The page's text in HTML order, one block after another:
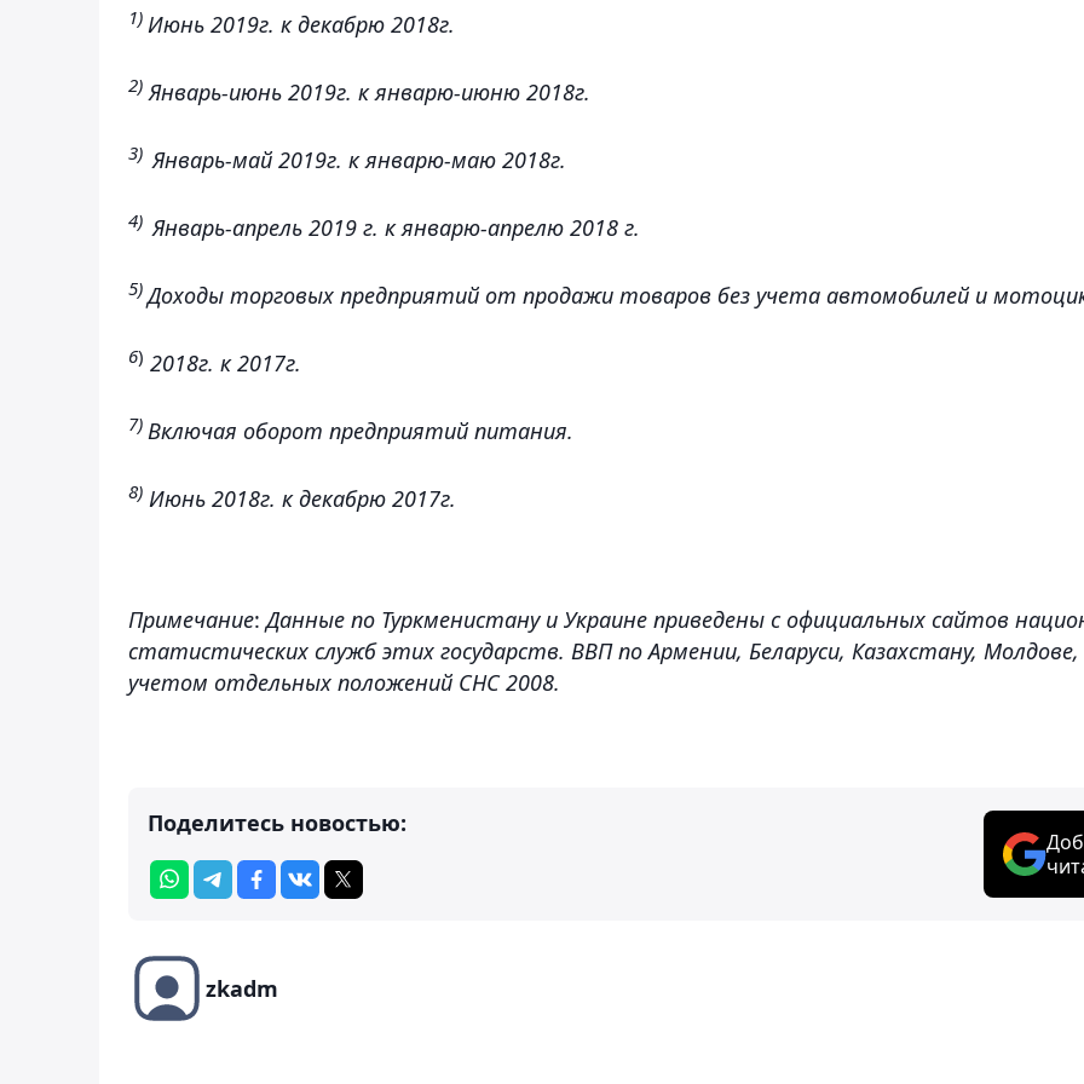
1) Июнь 2019г. к декабрю 2018г.
2) Январь-июнь 2019г. к январю-июню 2018г.
3) Январь-май 2019г. к январю-маю 2018г.
4) Январь-апрель 2019 г. к январю-апрелю 2018 г.
5) Доходы торговых предприятий от продажи товаров без учета автомобилей и
6) 2018г. к 2017г.
7) Включая оборот предприятий питания.
8) Июнь 2018г. к декабрю 2017г.
Примечание:Данные по Туркменистану и Украине приведены с официальных сайтов
статистических служб этих государств. ВВП по Армении, Беларуси, Казахстану, Молдове,
учетом отдельных положений СНС 2008.
Поделитесь новостью:
zkadm